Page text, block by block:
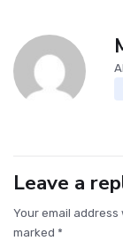
Leave a
Your email address
marked *